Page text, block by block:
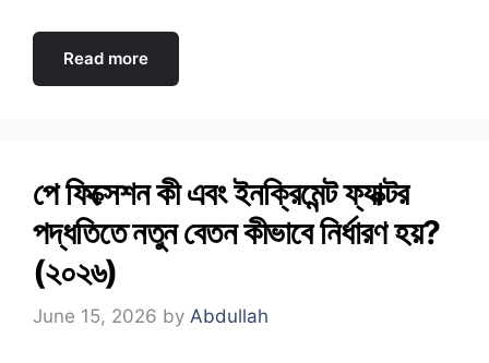
Read more
পে ফিক্সেশন কী এবং ইনক্রিমেন্ট ফ্যাক্টর
পদ্ধতিতে নতুন বেতন কীভাবে নির্ধারণ হয়?
(২০২৬)
June 15, 2026 by Abdullah